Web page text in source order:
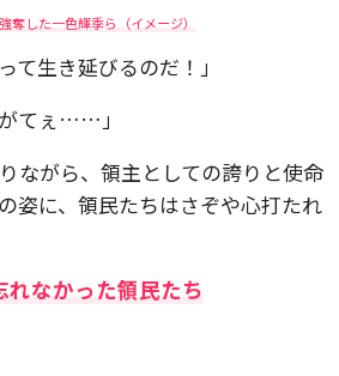
奪した一色輝季ら（イメージ）
て生き延びるのだ！」
てぇ……」
ながら、領主としての誇りと使命
姿に、領民たちはさぞや心打たれ
れなかった領民たち